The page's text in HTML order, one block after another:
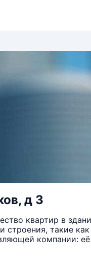
д 3
квартир в
такие
компании: